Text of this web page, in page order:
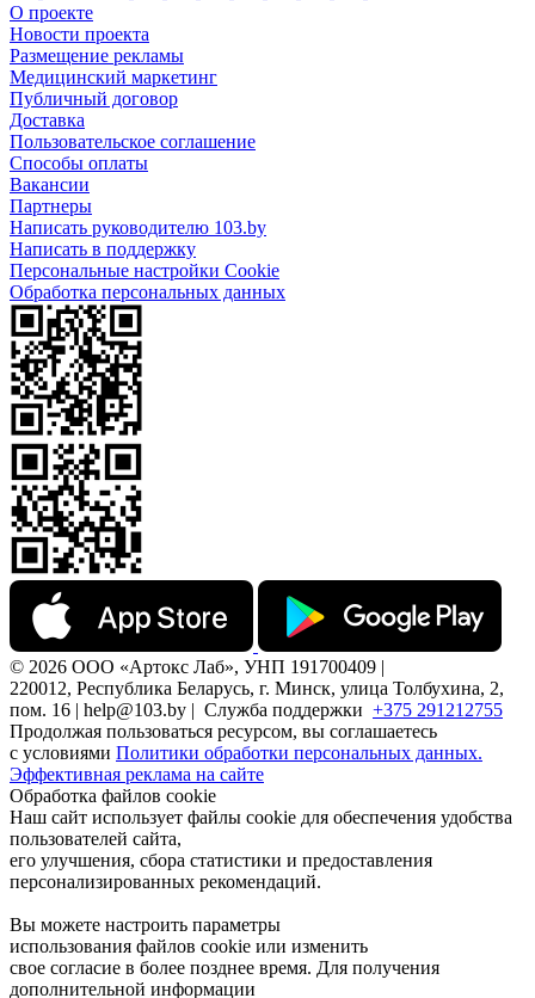
О проекте
Новости проекта
Размещение рекламы
Медицинский маркетинг
Публичный договор
Доставка
Пользовательское соглашение
Способы оплаты
Вакансии
Партнеры
Написать руководителю 103.by
Написать в поддержку
Персональные настройки Cookie
Обработка персональных данных
© 2026 ООО «Артокс Лаб», УНП 191700409 |
220012, Республика Беларусь, г. Минск, улица Толбухина, 2,
пом. 16 | help@103.by | Служба поддержки +375 291212755
Продолжая пользоваться ресурсом, вы соглашаетесь
с условиями Политики обработки персональных данных.
Эффективная реклама на сайте
Обработка файлов cookie
Наш сайт использует файлы cookie для обеспечения удобства
пользователей сайта,
его улучшения, сбора статистики и предоставления
персонализированных рекомендаций.
Вы можете настроить параметры
использования файлов cookie или изменить
свое согласие в более позднее время. Для получения
дополнительной информации